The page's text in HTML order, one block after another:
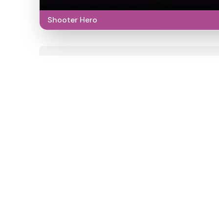
Shooter Hero